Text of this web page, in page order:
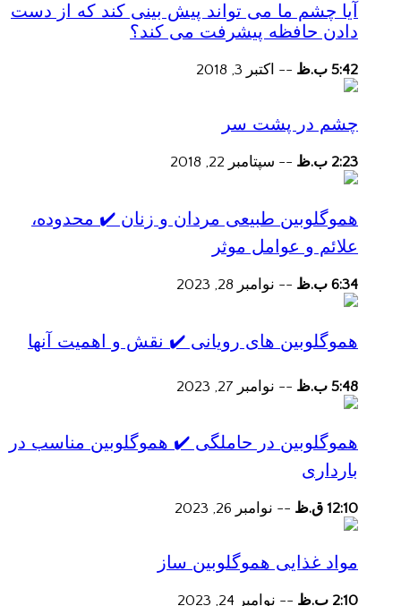
آیا چشم ما می تواند پیش بینی کند که از دست
دادن حافظه پیشرفت می کند؟
5:42 ب.ظ -- اکتبر 3, 2018
چشم در پشت سر
2:23 ب.ظ -- سپتامبر 22, 2018
هموگلوبین طبیعی مردان و زنان ✔️ محدوده،
علائم و عوامل موثر
6:34 ب.ظ -- نوامبر 28, 2023
هموگلوبین های رویانی ✔️ نقش و اهمیت آنها
5:48 ب.ظ -- نوامبر 27, 2023
هموگلوبین در حاملگی ✔️ هموگلوبین مناسب در
بارداری
12:10 ق.ظ -- نوامبر 26, 2023
مواد غذایی هموگلوبین ساز
2:10 ب.ظ -- نوامبر 24, 2023